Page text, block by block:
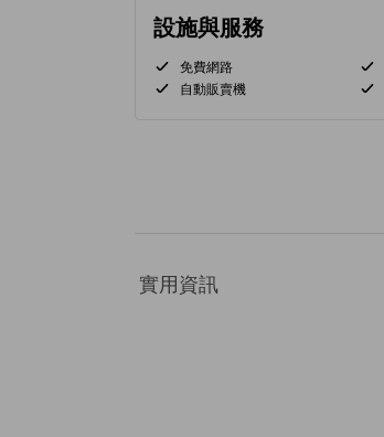
設施與服務
免費網路
自動販賣機
實用資訊